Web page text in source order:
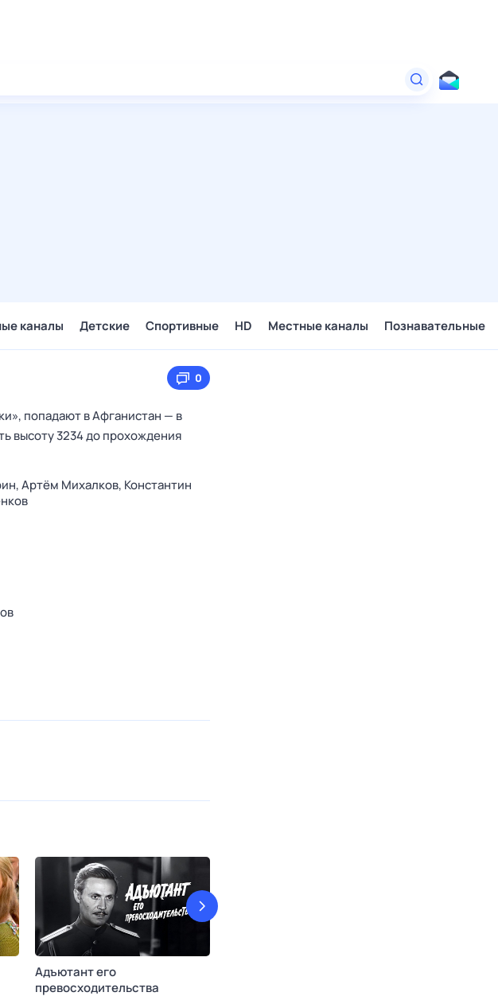
каналы Детские Спортивные HD Местные каналы Познавательные
0
попадают в Афганистан — в
высоту 3234 до прохождения
Артём Михалков, Константин
Адъютант его
превосходительства